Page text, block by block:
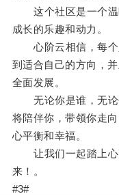
这个社区是一个温
成长的乐趣和动力。
心阶云相信，每个
到适合自己的方向，
全面发展。
无论你是谁，无论
将陪伴你，带领你走
心平衡和幸福。
让我们一起踏上心
来！。
#3#